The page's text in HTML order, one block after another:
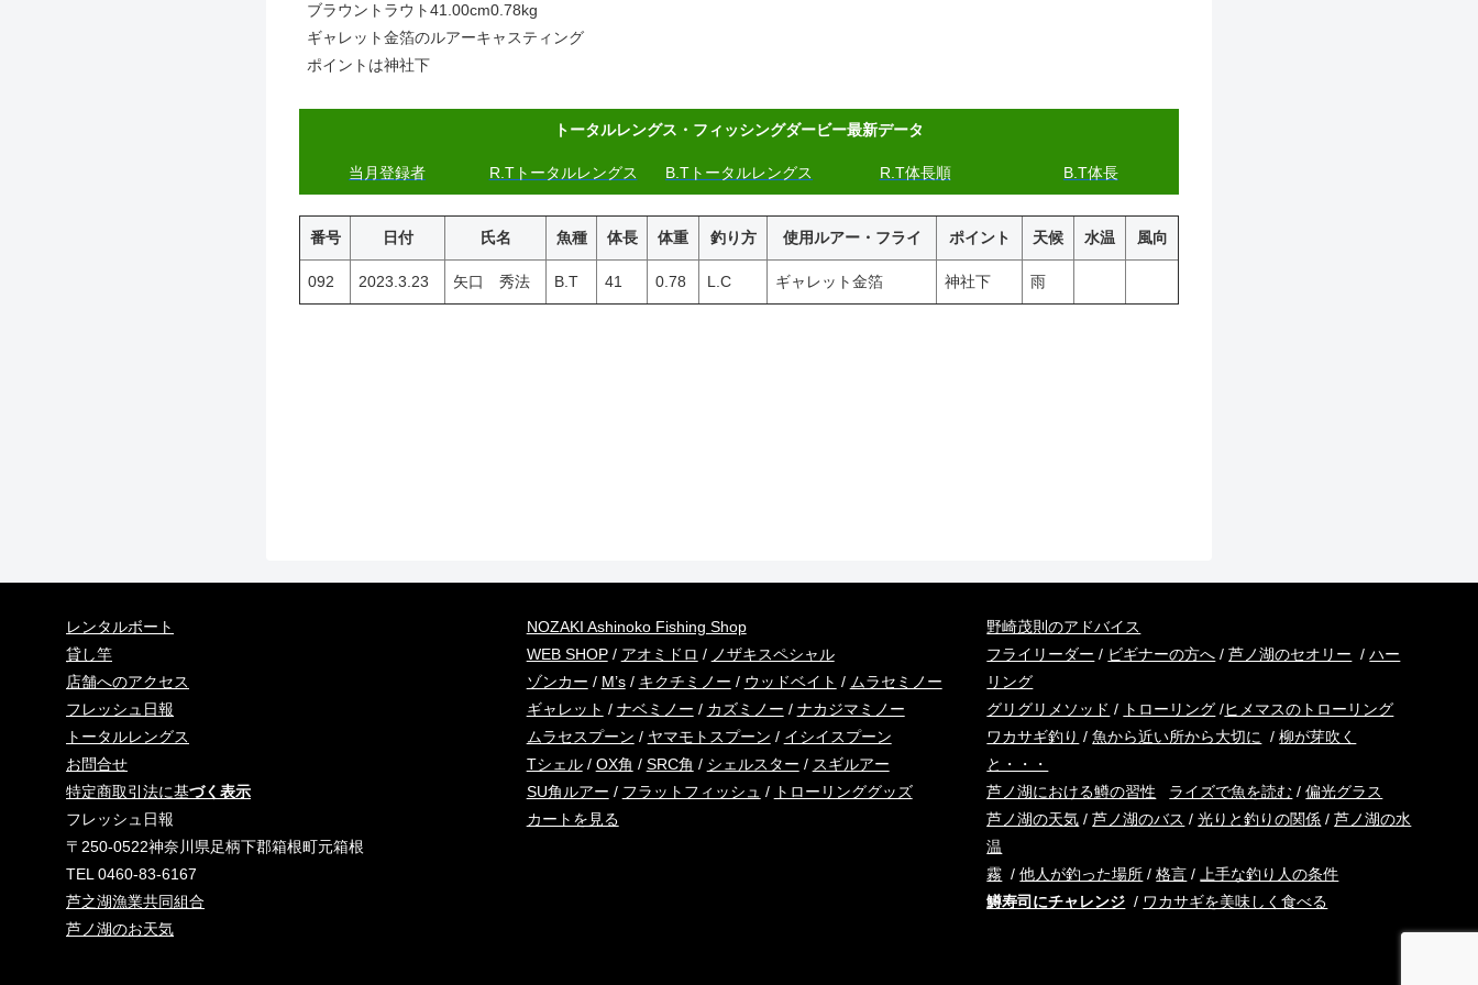
ブラウントラウト41.00cm0.78kg
ギャレット金箔のルアーキャスティング
ポイントは神社下
トータルレングス・フィッシングダービー最新データ
当月登録者 R.Tトータルレングス B.Tトータルレングス R.T体長順 B.T体長
番号 日付 氏名 魚種 体長 体重 釣り方 使用ルアー・フライ ポイント 天候 水温 風向
092 2023.3.23 矢口 秀法 B.T 41 0.78 L.C ギャレット金箔 神社下 雨
レンタルボート
貸し竿
店舗へのアクセス
フレッシュ日報
トータルレングス
お問合せ
特定商取引法に基づく表示
フレッシュ日報
〒250-0522神奈川県足柄下郡箱根町元箱根
TEL 0460-83-6167
芦之湖漁業共同組合
芦ノ湖のお天気
NOZAKI Ashinoko Fishing Shop
WEB SHOP/ アオミドロ / ノザキスペシャル
ゾンカー / M’s/ キクチミノー / ウッドベイト / ムラセミノー
ギャレット / ナベミノー / カズミノー / ナカジマミノー
ムラセスプーン / ヤマモトスプーン / イシイスプーン
Tシェル/ OX角 / SRC角 / シェルスター / スギルアー
SU角ルアー / フラットフィッシュ / トローリンググッズ
カートを見る
野崎茂則のアドバイス
フライリーダー / ビギナーの方へ /芦ノ湖のセオリー /ハー
リング
グリグリメソッド / トローリング /ヒメマスのトローリング
ワカサギ釣り /魚から近い所から大切に /柳が芽吹く
と・・・
芦ノ湖における鱒の習性
ライズで魚を読む /偏光グラス
芦ノ湖の天気 /芦ノ湖のバス /光りと釣りの関係 /芦ノ湖の水
温
霧 /他人が釣った場所 /格言 /
上手な釣り人の条件
鱒寿司にチャレンジ / ワカサギを美味しく食べる